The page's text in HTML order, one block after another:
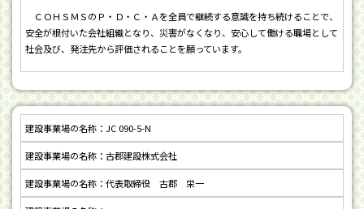
ＣＯＨＳＭＳのＰ・Ｄ・Ｃ・Ａを全員で継続する意識を持ち続けることで、
安全が根付いた会社組織となり、災害がなくなり、安心して働ける職場として
社会及び、発注先から評価されることを願っています。
JC 090-5-N
古郡建設株式会社
代表取締役 古郡 栄一